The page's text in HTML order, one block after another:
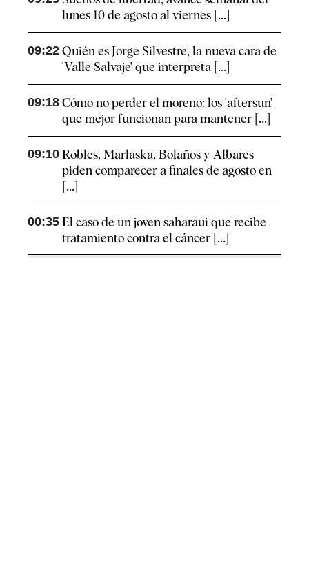
lunes 10 de agosto al viernes [...]
09:22 Quién es Jorge Silvestre, la nueva cara de
'Valle Salvaje' que interpreta [...]
09:18 Cómo no perder el moreno: los 'aftersun'
que mejor funcionan para mantener [...]
09:10 Robles, Marlaska, Bolaños y Albares
piden comparecer a finales de agosto en
[...]
00:35 El caso de un joven saharaui que recibe
tratamiento contra el cáncer [...]